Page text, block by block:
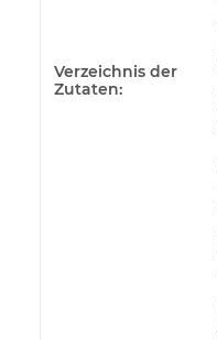
Verzeichnis der
Zutaten: